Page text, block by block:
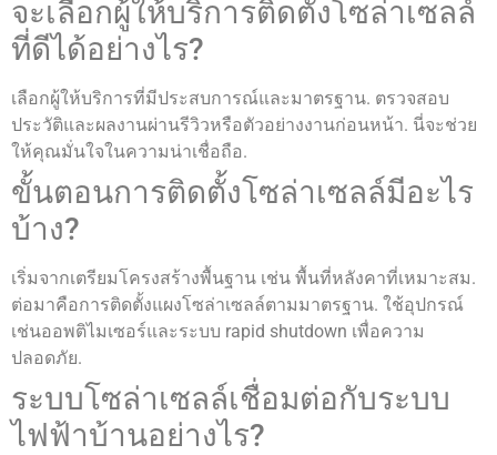
จะเลือกผู้ให้บริการติดตั้งโซล่าเซลล์
ที่ดีได้อย่างไร?
เลือกผู้ให้บริการที่มีประสบการณ์และมาตรฐาน. ตรวจสอบ
ประวัติและผลงานผ่านรีวิวหรือตัวอย่างงานก่อนหน้า. นี่จะช่วย
ให้คุณมั่นใจในความน่าเชื่อถือ.
ขั้นตอนการติดตั้งโซล่าเซลล์มีอะไร
บ้าง?
เริ่มจากเตรียมโครงสร้างพื้นฐาน เช่น พื้นที่หลังคาที่เหมาะสม.
ต่อมาคือการติดตั้งแผงโซล่าเซลล์ตามมาตรฐาน. ใช้อุปกรณ์
เช่นออพติไมเซอร์และระบบ rapid shutdown เพื่อความ
ปลอดภัย.
ระบบโซล่าเซลล์เชื่อมต่อกับระบบ
ไฟฟ้าบ้านอย่างไร?